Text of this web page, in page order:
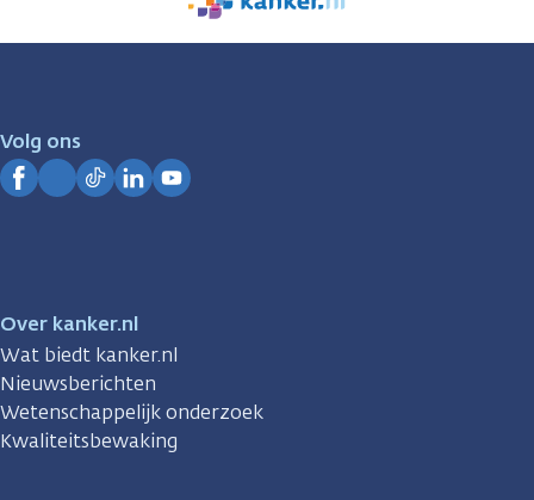
We
zijn
Volg ons
Over kanker.nl
Wat biedt kanker.nl
Nieuwsberichten
Wetenschappelijk onderzoek
Kwaliteitsbewaking